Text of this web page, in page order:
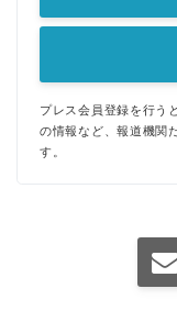
プレス会員登録を行う
の情報など、報道機関
す。